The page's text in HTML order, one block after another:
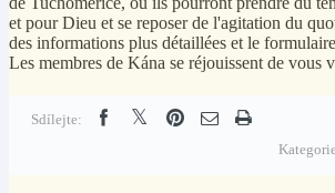
et pour Dieu et se reposer de l'agitation du
des informations plus détaillées et le
Les membres de Kána se réjouissent de vous
Sdílejte: